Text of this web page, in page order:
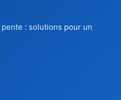
: solutions pour un